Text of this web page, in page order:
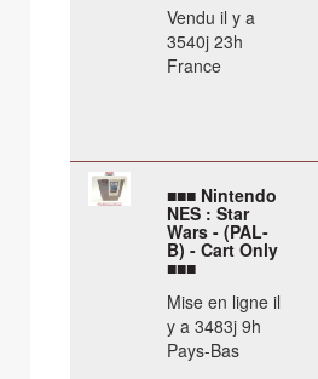
Vendu il y a
3540j 23h
France
■■■ Nintendo
NES : Star
Wars - (PAL-
B) - Cart Only
■■■
Mise en ligne il
y a 3483j 9h
Pays-Bas